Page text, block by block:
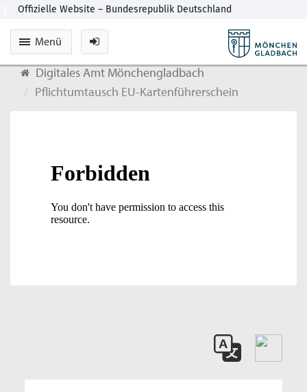
Menü
Digitales Amt Mönchengladbach
Pflichtumtausch EU-Kartenführerschein